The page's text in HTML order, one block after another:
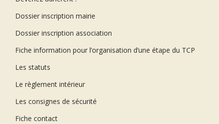
Dossier inscription mairie
Dossier inscription association
Fiche information pour l’organisation d’une étape du TCP
Les statuts
Le règlement intérieur
Les consignes de sécurité
Fiche contact